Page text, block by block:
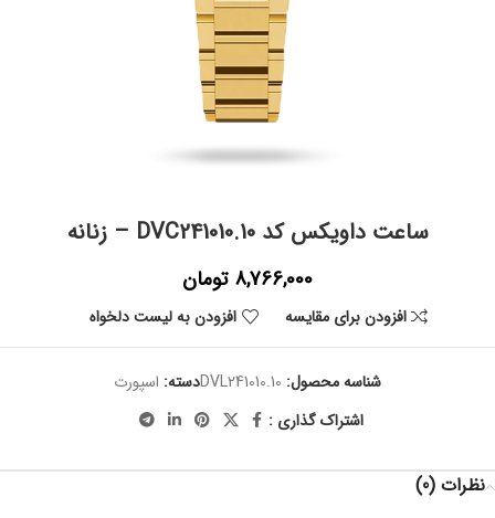
ساعت داویکس کد DVC241010.10 – زنانه
8,766,000 تومان
افزودن برای مقایسه افزودن به لیست دلخواه
شناسه محصول: DVL241010.10دسته: اسپورت
اشتراک گذاری :
نظرات (0)